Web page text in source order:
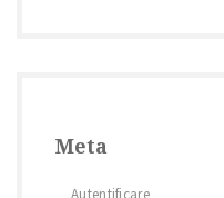
Meta
Autentificare